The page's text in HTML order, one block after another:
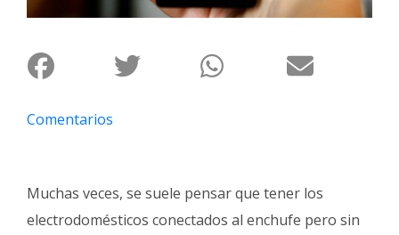
Fotos
de
Clasificados
Comentarios
Muchas veces, se suele pensar que tener los
electrodomésticos conectados al enchufe pero sin